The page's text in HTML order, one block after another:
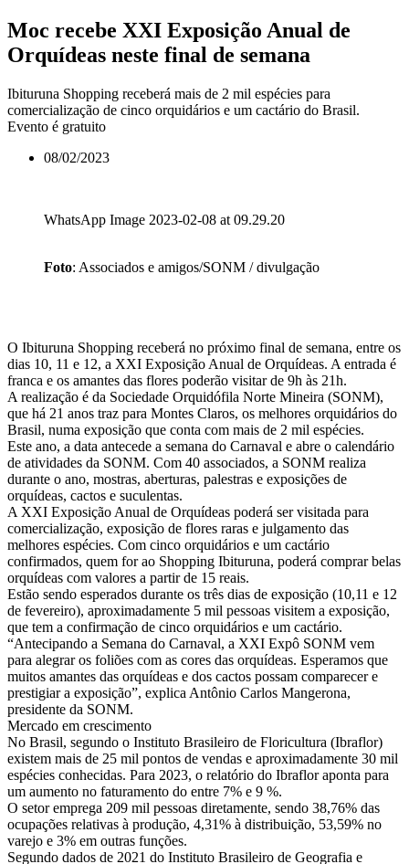
Moc recebe XXI Exposição Anual de
Orquídeas neste final de semana
Ibituruna Shopping receberá mais de 2 mil espécies para
comercialização de cinco orquidários e um cactário do Brasil.
Evento é gratuito
08/02/2023
WhatsApp Image 2023-02-08 at 09.29.20
Foto: Associados e amigos/SONM / divulgação
O Ibituruna Shopping receberá no próximo final de semana, entre os
dias 10, 11 e 12, a XXI Exposição Anual de Orquídeas. A entrada é
franca e os amantes das flores poderão visitar de 9h às 21h.
A realização é da Sociedade Orquidófila Norte Mineira (SONM),
que há 21 anos traz para Montes Claros, os melhores orquidários do
Brasil, numa exposição que conta com mais de 2 mil espécies.
Este ano, a data antecede a semana do Carnaval e abre o calendário
de atividades da SONM. Com 40 associados, a SONM realiza
durante o ano, mostras, aberturas, palestras e exposições de
orquídeas, cactos e suculentas.
A XXI Exposição Anual de Orquídeas poderá ser visitada para
comercialização, exposição de flores raras e julgamento das
melhores espécies. Com cinco orquidários e um cactário
confirmados, quem for ao Shopping Ibituruna, poderá comprar belas
orquídeas com valores a partir de 15 reais.
Estão sendo esperados durante os três dias de exposição (10,11 e 12
de fevereiro), aproximadamente 5 mil pessoas visitem a exposição,
que tem a confirmação de cinco orquidários e um cactário.
“Antecipando a Semana do Carnaval, a XXI Expô SONM vem
para alegrar os foliões com as cores das orquídeas. Esperamos que
muitos amantes das orquídeas e dos cactos possam comparecer e
prestigiar a exposição”, explica Antônio Carlos Mangerona,
presidente da SONM.
Mercado em crescimento
No Brasil, segundo o Instituto Brasileiro de Floricultura (Ibraflor)
existem mais de 25 mil pontos de vendas e aproximadamente 30 mil
espécies conhecidas. Para 2023, o relatório do Ibraflor aponta para
um aumento no faturamento do entre 7% e 9 %.
O setor emprega 209 mil pessoas diretamente, sendo 38,76% das
ocupações relativas à produção, 4,31% à distribuição, 53,59% no
varejo e 3% em outras funções.
Segundo dados de 2021 do Instituto Brasileiro de Geografia e